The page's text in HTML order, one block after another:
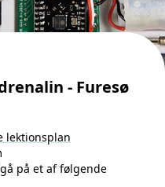
- Furesø
lektionsplan
på et af følgende